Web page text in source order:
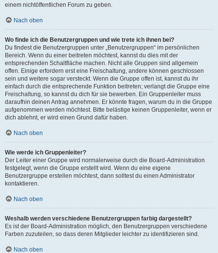
einem nichtöffentlichen Forum zu geben.
Nach oben
Wo finde ich die Benutzergruppen und wie trete ich ihnen bei?
Du findest die Benutzergruppen unter „Benutzergruppen“ im persönlichen
Bereich. Wenn du einer beitreten möchtest, kannst du dies mit der
entsprechenden Schaltfläche machen. Nicht alle Gruppen sind allgemein
offen. Einige erfordern erst eine Freischaltung, andere können geschlossen
sein und weitere sogar versteckt. Wenn die Gruppe offen ist, kannst du ihr
einfach durch die entsprechende Funktion beitreten; verlangt die Gruppe eine
Freischaltung, so kannst du dich für sie bewerben. Ein Gruppenleiter muss
daraufhin deinen Antrag annehmen. Er könnte fragen, warum du in die Gruppe
aufgenommen werden möchtest. Bitte belästige keinen Gruppenleiter, wenn er
dich ablehnt, er wird einen Grund dafür haben.
Nach oben
Wie werde ich Gruppenleiter?
Der Leiter einer Gruppe wird normalerweise durch die Board-Administration
festgelegt, wenn die Gruppe erstellt wird. Wenn du eine eigene
Benutzergruppe erstellen möchtest, dann solltest du einen Administrator
kontaktieren.
Nach oben
Weshalb werden verschiedene Benutzergruppen farbig dargestellt?
Es ist der Board-Administration möglich, den Benutzergruppen verschiedene
Farben zuzuteilen, so dass deren Mitglieder leichter zu identifizieren sind.
Nach oben